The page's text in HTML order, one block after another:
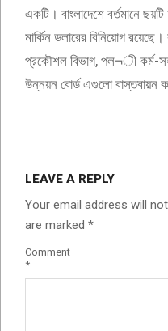
একটি। বাংলাদেশে বর্তমানে
মার্কিন ডলারের বিনিয়োগ
প্রকৌশল বিভাগ, পল¬ী কর্ম-
উন্নয়ন বোর্ড এগুলো বাস্তবায়ন
06
LEAVE A REPLY
Your email address will
are marked *
Comment
*